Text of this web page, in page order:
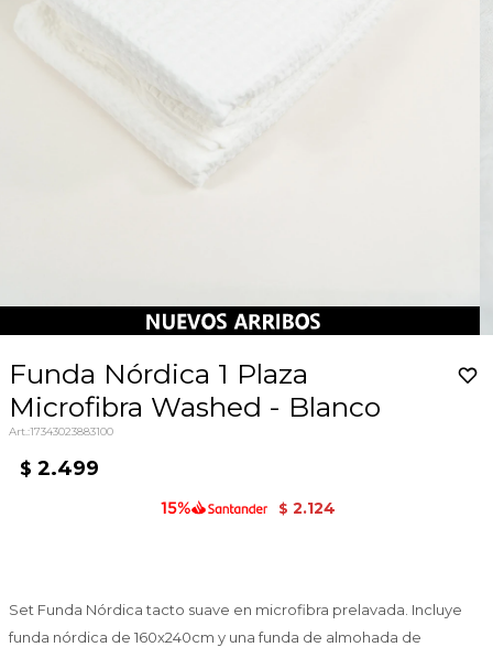
Funda Nórdica 1 Plaza
Microfibra Washed - Blanco
17343023883100
$ 2.499
$ 2.124
Set Funda Nórdica tacto suave en microfibra prelavada. Incluye
funda nórdica de 160x240cm y una funda de almohada de